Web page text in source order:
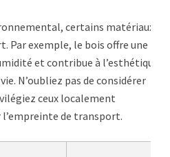
certains matériaux
Par exemple, le bois offre une
et contribue à l’esthétique
N’oubliez pas de considérer
ceux localement
de transport.